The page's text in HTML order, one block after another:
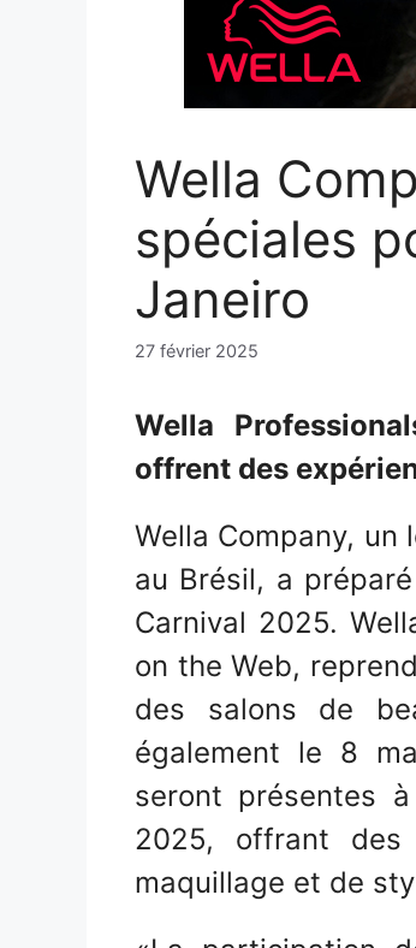
Wella
spéciales
Janeiro
27 février 2025
Wella
offrent des
Wella Company,
au Brésil, a
Carnival 2025.
on the Web,
des salons de
également le 8
seront présentes
2025, offrant des
maquillage et de